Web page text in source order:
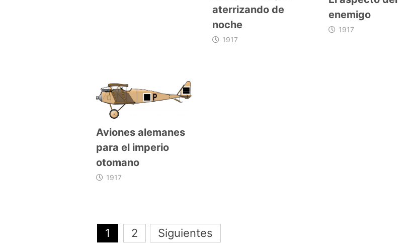
aterrizando de
noche
1917
enemigo
1917
Aviones alemanes
para el imperio
otomano
1917
Navegación
de
1 2 Siguientes